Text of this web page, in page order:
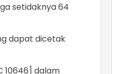
setidaknya 64
dapat dicetak
10646] dalam